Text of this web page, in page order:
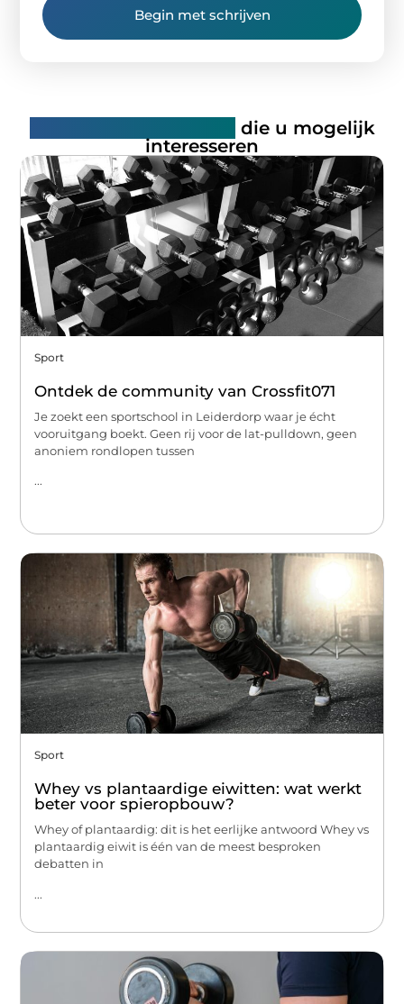
Begin met schrijven
die u mogelijk
interesseren
Sport
Ontdek de community van Crossfit071
Je zoekt een sportschool in Leiderdorp waar je écht
vooruitgang boekt. Geen rij voor de lat-pulldown, geen
anoniem rondlopen tussen
...
Sport
Whey vs plantaardige eiwitten: wat werkt
beter voor spieropbouw?
Whey of plantaardig: dit is het eerlijke antwoord Whey vs
plantaardig eiwit is één van de meest besproken
debatten in
...